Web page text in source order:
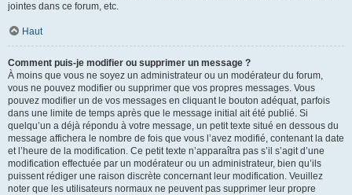
jointes dans ce forum, etc.
Haut
Comment puis-je modifier ou supprimer un message ?
À moins que vous ne soyez un administrateur ou un modérateur du forum,
vous ne pouvez modifier ou supprimer que vos propres messages. Vous
pouvez modifier un de vos messages en cliquant le bouton adéquat, parfois
dans une limite de temps après que le message initial ait été publié. Si
quelqu’un a déjà répondu à votre message, un petit texte situé en dessous du
message affichera le nombre de fois que vous l’avez modifié, contenant la date
et l’heure de la modification. Ce petit texte n’apparaîtra pas s’il s’agit d’une
modification effectuée par un modérateur ou un administrateur, bien qu’ils
puissent rédiger une raison discrète concernant leur modification. Veuillez
noter que les utilisateurs normaux ne peuvent pas supprimer leur propre